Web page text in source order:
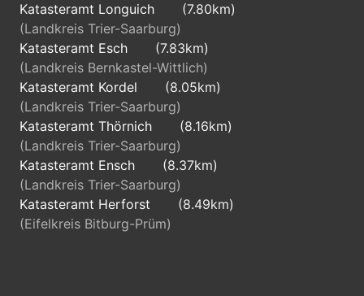
Katasteramt Longuich
(7.80km)
(Landkreis Trier-Saarburg)
Katasteramt Esch
(7.83km)
(Landkreis Bernkastel-Wittlich)
Katasteramt Kordel
(8.05km)
(Landkreis Trier-Saarburg)
Katasteramt Thörnich
(8.16km)
(Landkreis Trier-Saarburg)
Katasteramt Ensch
(8.37km)
(Landkreis Trier-Saarburg)
Katasteramt Herforst
(8.49km)
(Eifelkreis Bitburg-Prüm)